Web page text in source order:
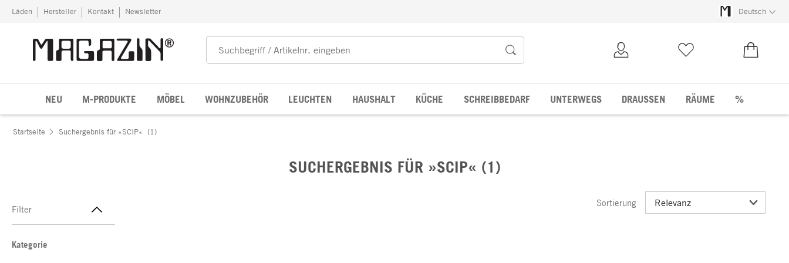
Zum Inhalt springen
Läden Hersteller Kontakt Newsletter Deutsch
NEU M-PRODUKTE MÖBEL WOHNZUBEHÖR LEUCHTEN HAUSHALT KÜCHE SCHREIBBEDARF UNTERWEGS DRAUSSEN RÄUME %
Startseite Suchergebnis für »SCIP« (1)
SUCHERGEBNIS FÜR »SCIP« (1)
Filter
Kategorie
Sortierung